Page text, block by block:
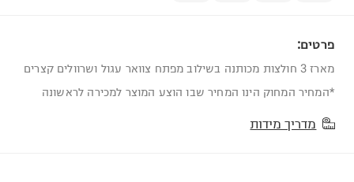
פרטים:
מארז 3 חולצות מכותנה בשילוב מפתח צוואר עגול ושרוולים קצרים
*המחיר המחוק הינו המחיר שבו הוצע המוצר למכירה לראשונה
מדריך מידות